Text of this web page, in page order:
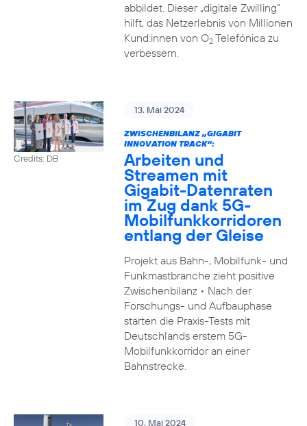
abbildet. Dieser „digitale Zwilling“
hilft, das Netzerlebnis von Millionen
Kund:innen von O2Telefónica zu
verbessern.
Credits: DB
13. Mai 2024
ZWISCHENBILANZ „GIGABIT
INNOVATION TRACK“:
Arbeiten und
Streamen mit
Gigabit-Datenraten
im Zug dank 5G-
Mobilfunkkorridoren
entlang der Gleise
Projekt aus Bahn-, Mobilfunk- und
Funkmastbranche zieht positive
Zwischenbilanz • Nach der
Forschungs- und Aufbauphase
starten die Praxis-Tests mit
Deutschlands erstem 5G-
Mobilfunkkorridor an einer
Bahnstrecke.
10. Mai 2024